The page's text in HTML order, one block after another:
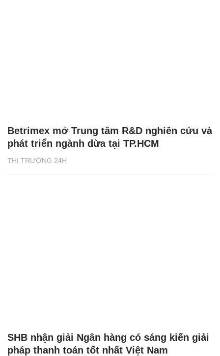
THỊ TRƯỜNG 24H
Betrimex mở Trung tâm R&D nghiên cứu và
phát triển ngành dừa tại TP.HCM
SHB nhận giải Ngân hàng có sáng kiến giải
pháp thanh toán tốt nhất Việt Nam